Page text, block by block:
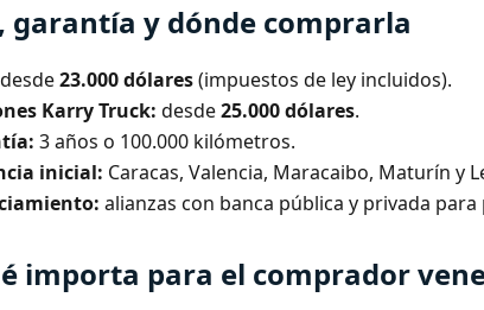
garantía y dónde comprarla
desde23.000 dólares(impuestos de ley incluidos).
Karry Truck: desde25.000 dólares.
3 años o 100.000 kilómetros.
inicial: Caracas, Valencia, Maracaibo, Maturín y
alianzas con banca pública y privada para
importa para el comprador